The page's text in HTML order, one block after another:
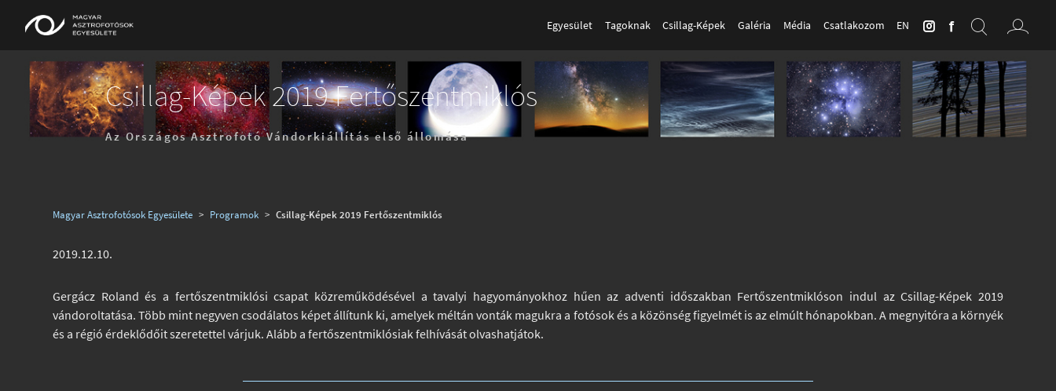
Egyesület Tagoknak Csillag-Képek Galéria Média Csatlakozom EN
Csillag-Képek 2019 Fertőszentmiklós
Az Országos Asztrofotó Vándorkiállítás első állomása
Magyar Asztrofotósok Egyesülete > Programok > Csillag-Képek 2019 Fertőszentmiklós
2019.12.10.
Gergácz Roland és a fertőszentmiklósi csapat közreműködésével a tavalyi hagyományokhoz hűen az adventi időszakban Fertőszentmiklóson indul az Csillag-Képek 2019
vándoroltatása. Több mint negyven csodálatos képet állítunk ki, amelyek méltán vonták magukra a fotósok és a közönség figyelmét is az elmúlt hónapokban. A megnyitóra a környék
és a régió érdeklődőit szeretettel várjuk. Alább a fertőszentmiklósiak felhívását olvashatjátok.